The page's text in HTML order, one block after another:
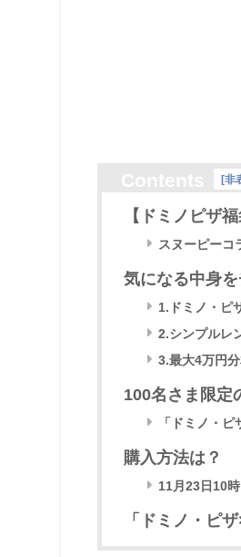
[非
【ドミノピザ
スヌーピーコ
気になる中身を
1.ドミノ・ピ
2.シンプルレ
3.最大4万円
100名さま限定
「ドミノ・
購入方法は？
11月23日10
「ドミノ・ピ